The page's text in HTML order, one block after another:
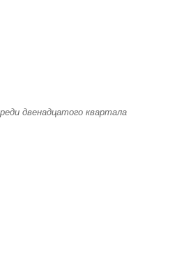
двенадцатого квартала